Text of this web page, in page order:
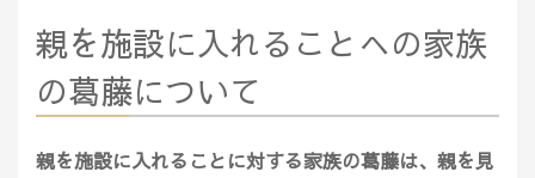
親を施設に入れることへの家族
の葛藤について
親を施設に入れることに対する家族の葛藤は、親を見